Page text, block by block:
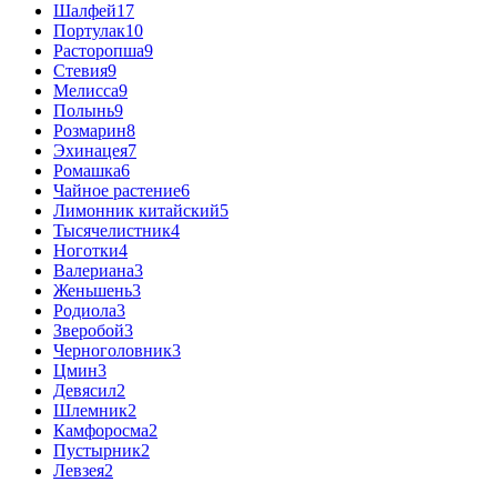
Шалфей17
Портулак10
Расторопша9
Стевия9
Мелисса9
Полынь9
Розмарин8
Эхинацея7
Ромашка6
Чайное растение6
Лимонник китайский5
Тысячелистник4
Ноготки4
Валериана3
Женьшень3
Родиола3
Зверобой3
Черноголовник3
Цмин3
Девясил2
Шлемник2
Камфоросма2
Пустырник2
Левзея2